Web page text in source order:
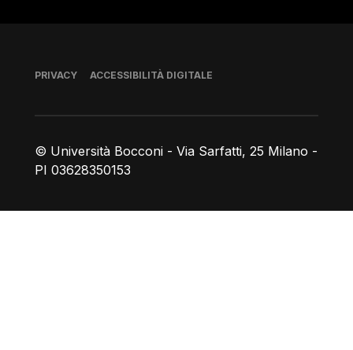
© Università Bocconi - Via Sarfatti, 25 Milano -
PI 03628350153
Piè di pagina
PRIVACY ACCESSIBILITÀ DIGITALE